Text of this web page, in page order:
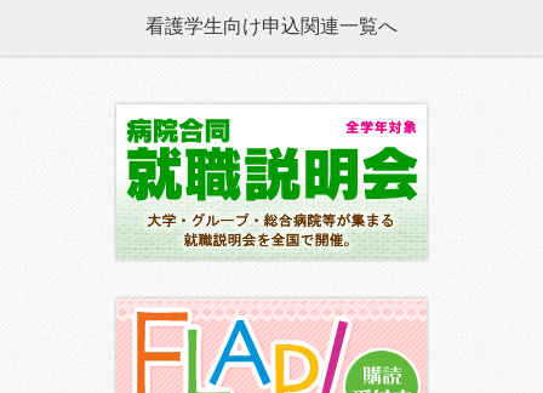
看護学生向け申込関連一覧へ